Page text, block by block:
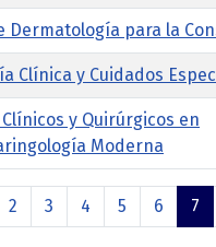
Dermatología para la
Clínica y Cuidados
y Quirúrgicos en
Moderna
2 3 4 5 6 7